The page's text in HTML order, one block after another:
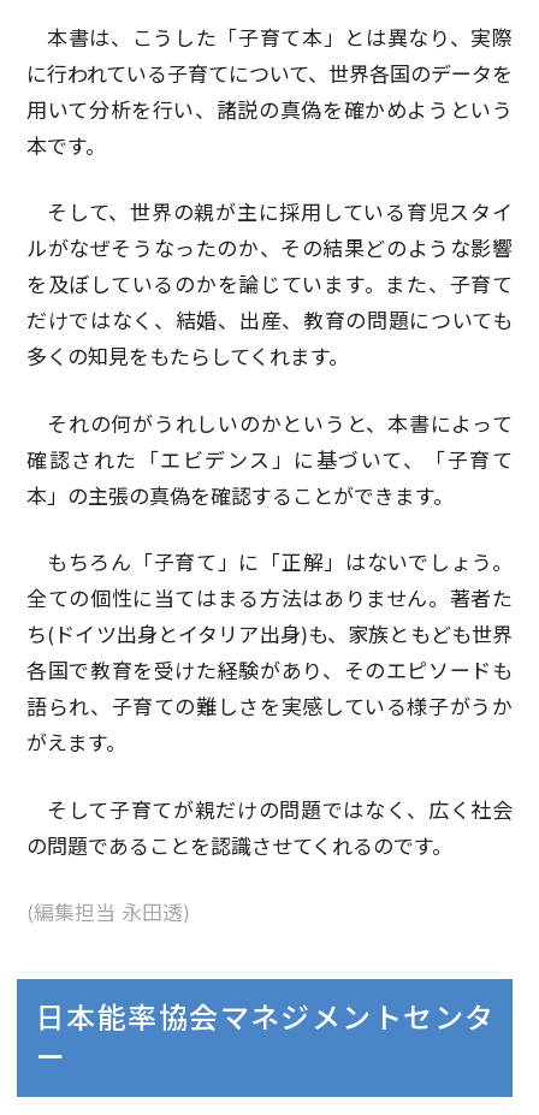
本書は、こうした「子育て本」とは異なり、実際
に行われている子育てについて、世界各国のデータを
用いて分析を行い、諸説の真偽を確かめようという
本です。
そして、世界の親が主に採用している育児スタイ
ルがなぜそうなったのか、その結果どのような影響
を及ぼしているのかを論じています。また、子育て
だけではなく、結婚、出産、教育の問題についても
多くの知見をもたらしてくれます。
それの何がうれしいのかというと、本書によって
確認された「エビデンス」に基づいて、「子育て
本」の主張の真偽を確認することができます。
もちろん「子育て」に「正解」はないでしょう。
全ての個性に当てはまる方法はありません。著者た
ち(ドイツ出身とイタリア出身)も、家族ともども世界
各国で教育を受けた経験があり、そのエピソードも
語られ、子育ての難しさを実感している様子がうか
がえます。
そして子育てが親だけの問題ではなく、広く社会
の問題であることを認識させてくれるのです。
(編集担当 永田透)
日本能率協会マネジメントセンタ
ー